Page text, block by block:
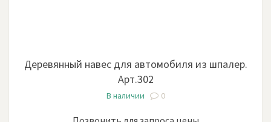
будет нужно несколько автомобилей или,
например, несколько видов садовой техники,
размеры конструкции увеличатся, а количество
Деревянный навес для автомобиля из шпалер.
Арт.302
В наличии 0